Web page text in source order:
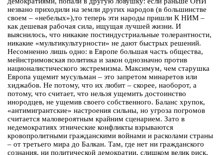
незвано приходили на земли других народов (в большинстве
своем – «небелых»),то теперь эти народы пришли К НИМ –
как дешевая рабочая сила, ищущая лучшей жизни. И
выяснилось, что никакие постиндустриальные толерантности,
никакие «мультикультурности» не дают быстрых решений.
Несомненно лишь одно: в Европе большая часть общества,
мейнстримовская политика и закон однозначно против
националистического экстремизма. Максимум, чем старушка
Европа ущемит мусульман – это запретом минаретов или
хиджабов. Не потому, что их любит – скорее, наоборот, а
потому, что считает, что нельзя ущемить достоинство
инородцев, не ущемив своего собственного. Баланс хрупок,
«антимигрантские» настроения сильны, но угроза погромов
считается маловероятным крайним сценарием. Зато в
недемократиях этнические конфликты взрываются
кровопролитными гражданскими войнами и расколами страны
– от третьего мира до Балкан. Там, где нет ни гражданского
сознания, ни политической демократии, слишком велик риск,